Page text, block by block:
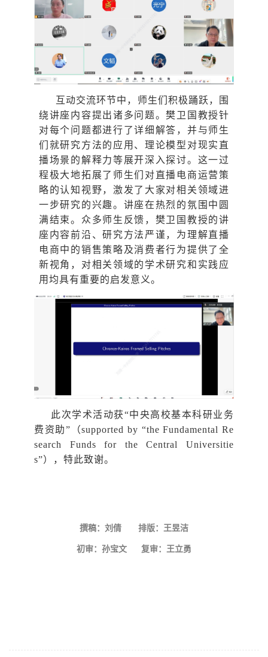
互动交流环节中，师生们积极踊跃，围
绕讲座内容提出诸多问题。樊卫国教授针
对每个问题都进行了详细解答，并与师生
们就研究方法的应用、理论模型对现实直
播场景的解释力等展开深入探讨。这一过
程极大地拓展了师生们对直播电商运营策
略的认知视野，激发了大家对相关领域进
一步研究的兴趣。讲座在热烈的氛围中圆
满结束。众多师生反馈，樊卫国教授的讲
座内容前沿、研究方法严谨，为理解直播
电商中的销售策略及消费者行为提供了全
新视角，对相关领域的学术研究和实践应
用均具有重要的启发意义。
此次学术活动获“中央高校基本科研业务
费资助”（supported by “the Fundamental Re
search Funds for the Central Universitie
s”），特此致谢。
撰稿：刘倩 排版：王昱洁
初审： 孙宝文 复审： 王立勇